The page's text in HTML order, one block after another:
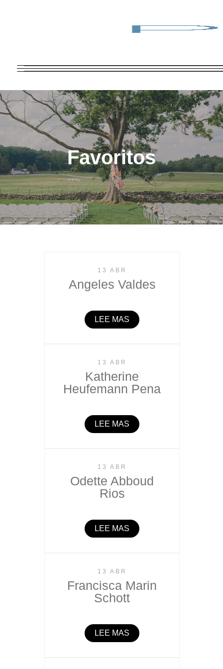
Favoritos
13 ABR
Angeles Valdes
LEE MAS
13 ABR
Katherine
Heufemann Pena
LEE MAS
13 ABR
Odette Abboud
Rios
LEE MAS
13 ABR
Francisca Marin
Schott
LEE MAS